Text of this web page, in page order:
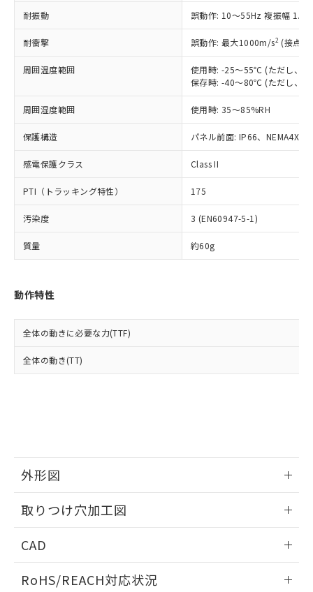
耐振動 誤動作: 10～55Hz 複振幅
耐衝撃 誤動作: 最大1000m/s2 (接点
周囲温度範囲
使用時: -25～55℃ (ただし、氷
保存時: -40～80℃ (ただし、氷
周囲湿度範囲 使用時: 35～85%RH
保護構造 パネル前面: IP66、NEMA4X,
感電保護クラス Class II
PTI（トラッキング特性） 175
汚染度 3 (EN60947-5-1)
質量 約60g
動作特性
全体の動きに必要な力(TTF)
全体の動き(TT)
外形図
取りつけ穴加工図
CAD
ドすることができます。
RoHS/REACH対応状況
記載している更新日時点での社内デー
タに基づき作成されるものであり、閲
覧された時点での実際の在庫および標
準価格とは異なる場合があることをご
正式な納期状況および標準価格はお客
様のお取引先、またはお客様担当のオ
ムロン制御機器販売店・当社販売員に
オムロン制御機器販売店や当社販売拠
販売ネットワーク
」をご確認
ください。
在庫状況および標準価格結果を当社の
事前の承諾なく第三者に漏洩または開
示しないようお願いします。
マイパーツ機能（部品リスト作成サー
ビス）をご利用いただくには、I-Web
メンバーズにご登録されている必要が
および当社の共同利用者が、当社の製
品・サービスに関するお客様との取
をご了承ください。
※当社の共同利用者とは、"個人情報
鉛(Pb) 1000ppm以下、 水銀(Hg) 1000ppm以下、 カド
六価クロム(Cr(Ⅵ)) 1000ppm以下、ポリ臭化ビフェニル
類(PBB) 1000ppm以下、ポリ臭化ジフェニルエーテル類
(PBDE) 1000ppm以下、フタル酸ビス(2-エチルヘキシ
ル) (DEHP)(別名：DOP) 1000ppm以下、フタル酸ブチ
ルベンジル（BBP） 1000ppm以下、フタル酸ジブチル
（DBP） 1000ppm以下、フタル酸ジイソブチル
(DIBP) 1000ppm以下
但し、RoHS指令で産業用監視および制御機器に対する
適用除外項目は除く。
フタル酸エステル類の４物質については閾値を超える意
図的な使用がないことを確認しています。
※2 対応予定月
部品在庫の切り替え状況などにより、予定
月が前後することがあります。
下記の非含有証明書をダウンロードするこ
とができます。
EU RoHS指令（10物質）の非含有証明書
物質の対応では、対応完了までの期間は出
荷製品に未対応品が混在することから備考
既に当社にて対応品への在庫切替を完了
していることから、特段のことがない限
り、2022年1月12日より割愛しておりま
*中国RoHS10物質の基準値 (GB/T26572)：
Pb(鉛) :1000ppm、 Hg(水銀) : 1000ppm、 Cd(カドミウ
Cr(Ⅵ)(六価クロム) : 1000ppm、 PBBs(ポリ臭化ビフェ
ニル類) : 1000ppm、 PBDEs(ポリ臭化ジフェニルエーテ
ル) : 1000ppm、
DEHP(フタル酸ビス(2-エチルヘキシル)) : 1000ppm
※2 環境保護使用期限
「ｅ」：有害物質（10物質）のすべてが基
準値以下であることを示します。
「10」：通常の使用状況下において有害物
質が外部に漏えいし、環境に深刻な影響を
及ぼさない年数を意味します。
（以下｢規制貨物等」という）を輸出
または国外への提供する場合は、日本
国政府の輸出許可(または役務取引許
可)を取得するなどの必要な手続きを
当社は規制貨物を破棄する場合は、完
全に破砕するなど、違法に輸出されな
いよう必要な手段を講じます。
当社は貴社製品を、核兵器、ミサイ
ル、化学兵器、生物兵器またはその他
武器並びにこれらの製造装置等に一切
使用いたしません。
当社は、貴社製品を第三者に販売する
場合は、上記1、2および3の内容を当
該第三者に通知します。また当社は、
販売先および販売に係わる関係者が違
法に輸出するおそれがある場合は、取
り引きをいたしません。
○ 一定数以上の在庫あり
△ 一定数には満たないが在庫あり
在庫なし(最新の在庫状況につ
いては、お客様のお取引先、ま
たはお客様担当のオムロン制御
機器販売店・当社販売員にご確
認ください)
受注生産機種、また在庫状況の
情報を公開していない機種